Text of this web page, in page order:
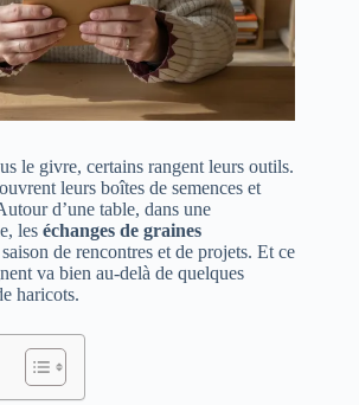
le givre, certains rangent leurs outils.
leurs boîtes de semences et
d’une table, dans une
les échanges de graines
de rencontres et de projets. Et ce
va bien au‑delà de quelques
haricots.